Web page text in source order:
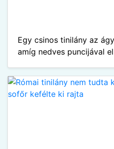
Egy csinos tinilány az
amíg nedves puncijával